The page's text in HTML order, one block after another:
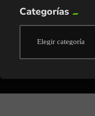
Categorías